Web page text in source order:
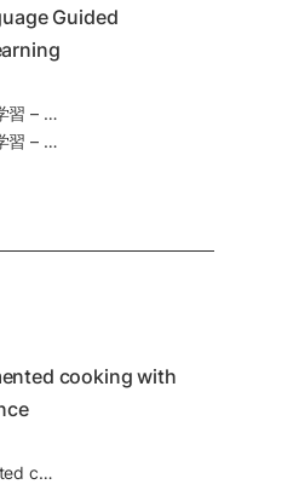
Guided
AIを言葉でナビして学習 – Beating Atari with Natural Language Guided Reinforcement Learning
AIを言葉でナビして学習 – Beating Atari with Natural Language Guided Reinforcement Learning
cooking with
food2vec – Augmented cooking with machine intelligence